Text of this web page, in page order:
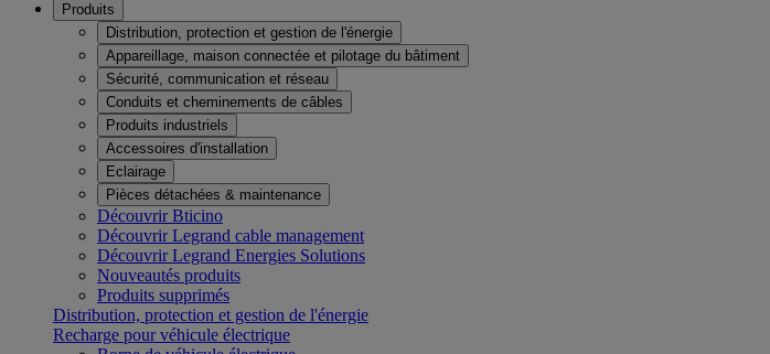
Produits
Distribution, protection et gestion de l'énergie
Appareillage, maison connectée et pilotage du bâtiment
Sécurité, communication et réseau
Conduits et cheminements de câbles
Produits industriels
Accessoires d'installation
Eclairage
Pièces détachées & maintenance
Découvrir Bticino
Découvrir Legrand cable management
Découvrir Legrand Energies Solutions
Nouveautés produits
Produits supprimés
Distribution, protection et gestion de l'énergie
Recharge pour véhicule électrique